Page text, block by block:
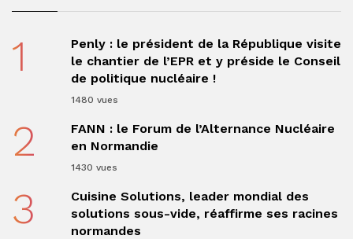
1
Penly : le président de la République visite
le chantier de l’EPR et y préside le Conseil
de politique nucléaire !
1480 vues
2
FANN : le Forum de l’Alternance Nucléaire
en Normandie
1430 vues
3
Cuisine Solutions, leader mondial des
solutions sous-vide, réaffirme ses racines
normandes